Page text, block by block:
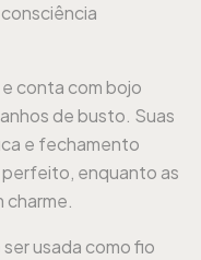
conta com bojo
de busto. Suas
e fechamento
enquanto as
charme.
usada como fio